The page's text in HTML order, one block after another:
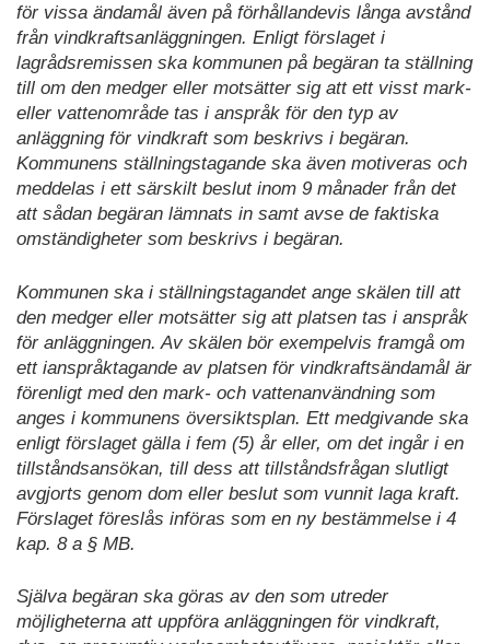
för vissa ändamål även på förhållandevis långa avstånd
från vindkraftsanläggningen. Enligt förslaget i
lagrådsremissen ska kommunen på begäran ta ställning
till om den medger eller motsätter sig att ett visst mark-
eller vattenområde tas i anspråk för den typ av
anläggning för vindkraft som beskrivs i begäran.
Kommunens ställningstagande ska även motiveras och
meddelas i ett särskilt beslut inom 9 månader från det
att sådan begäran lämnats in samt avse de faktiska
omständigheter som beskrivs i begäran.
Kommunen ska i ställningstagandet ange skälen till att
den medger eller motsätter sig att platsen tas i anspråk
för anläggningen. Av skälen bör exempelvis framgå om
ett ianspråktagande av platsen för vindkraftsändamål är
förenligt med den mark- och vattenanvändning som
anges i kommunens översiktsplan. Ett medgivande ska
enligt förslaget gälla i fem (5) år eller, om det ingår i en
tillståndsansökan, till dess att tillståndsfrågan slutligt
avgjorts genom dom eller beslut som vunnit laga kraft.
Förslaget föreslås införas som en ny bestämmelse i 4
kap. 8 a § MB.
Själva begäran ska göras av den som utreder
möjligheterna att uppföra anläggningen för vindkraft,